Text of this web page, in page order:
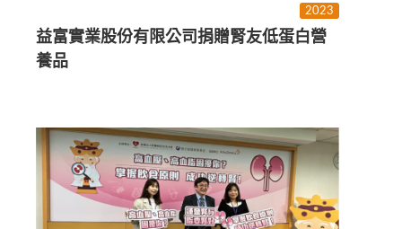
2023
益富實業股份有限公司捐贈腎友低蛋白營
養品